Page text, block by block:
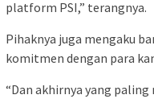
platform PSI,” terangnya.
Pihaknya juga mengaku
komitmen dengan para
“Dan akhirnya yang